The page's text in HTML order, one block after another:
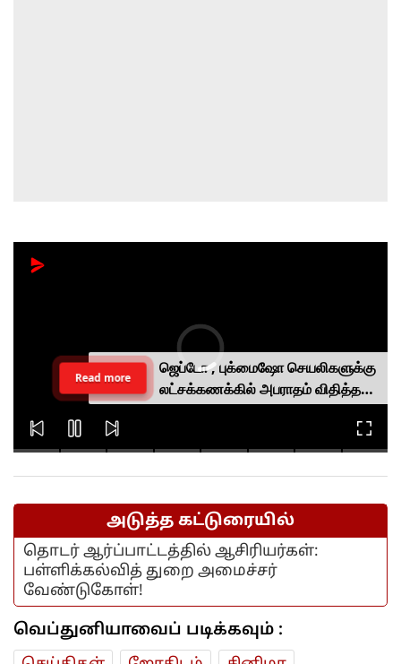
ஜெப்டோ , புக்மைஷோ செயலிகளுக்கு
லட்சக்கணக்கில் அபராதம் விதித்த
அடுத்த கட்டுரையில்
தொடர் ஆர்ப்பாட்டத்தில் ஆசிரியர்கள்:
பள்ளிக்கல்வித் துறை அமைச்சர்
வேண்டுகோள்!
வெப்துனியாவைப் படிக்கவும் :